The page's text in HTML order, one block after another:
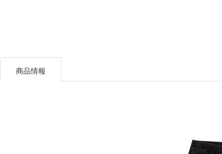
商品情報